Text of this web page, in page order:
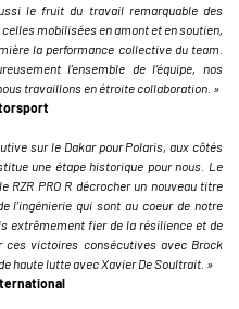
le fruit du travail remarquable des
mobilisées en amont et en soutien,
la performance collective du team.
l’ensemble de l’équipe, nos
travaillons en étroite collaboration. »
sur le Dakar pour Polaris, aux côtés
une étape historique pour nous. Le
RZR PRO R décrocher un nouveau titre
l’ingénierie qui sont au coeur de notre
extrêmement fier de la résilience et de
ces victoires consécutives avec Brock
haute lutte avec Xavier De Soultrait. »